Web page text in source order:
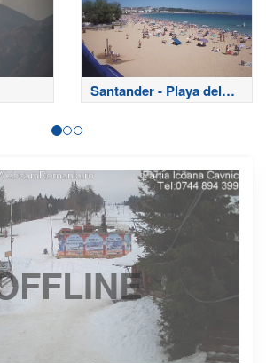
Santander - Playa del
Sardinero